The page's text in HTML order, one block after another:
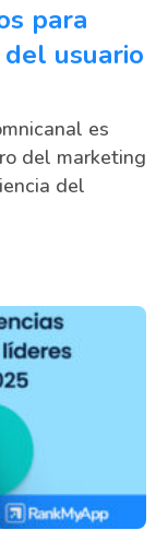
para
usuario
es
del marketing
del